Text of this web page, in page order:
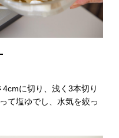
に切り、浅く3本切り
て塩ゆでし、水気を絞っ